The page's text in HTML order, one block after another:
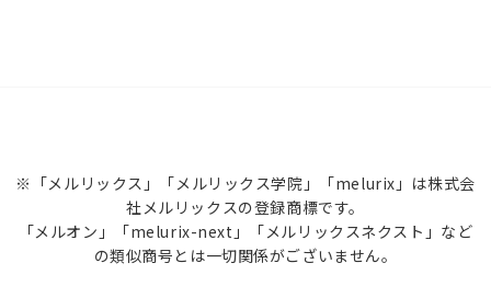
※「メルリックス」「メルリックス学院」「melurix」は株式会
社メルリックスの登録商標です。
「メルオン」「melurix-next」「メルリックスネクスト」など
の類似商号とは一切関係がございません。